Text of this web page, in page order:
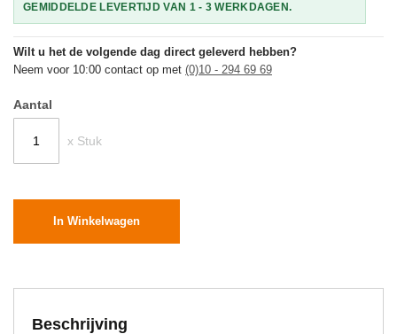
GEMIDDELDE LEVERTIJD VAN 1 - 3 WERKDAGEN.
Wilt u het de volgende dag direct geleverd hebben?
Neem voor 10:00 contact op met (0)10 - 294 69 69
Aantal
x Stuk
In Winkelwagen
Beschrijving